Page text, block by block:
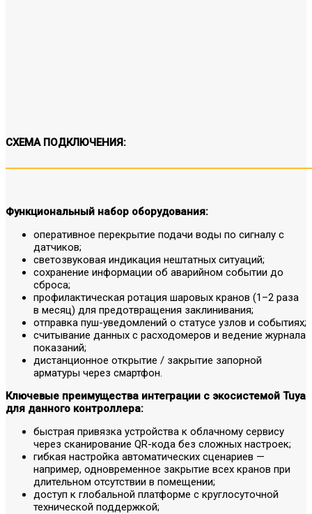
СХЕМА ПОДКЛЮЧЕНИЯ:
Функциональный набор оборудования:
оперативное перекрытие подачи воды по сигналу с
датчиков;
светозвуковая индикация нештатных ситуаций;
сохранение информации об аварийном событии до
сброса;
профилактическая ротация шаровых кранов (1–2 раза
в месяц) для предотвращения заклинивания;
отправка пуш-уведомлений о статусе узлов и событиях;
считывание данных с расходомеров и ведение журнала
показаний;
дистанционное открытие / закрытие запорной
арматуры через смартфон.
Ключевые преимущества интеграции с экосистемой Tuya
для данного контроллера:
быстрая привязка устройства к облачному сервису
через сканирование QR-кода без сложных настроек;
гибкая настройка автоматических сценариев —
например, одновременное закрытие всех кранов при
длительном отсутствии в помещении;
доступ к глобальной платформе с круглосуточной
технической поддержкой;